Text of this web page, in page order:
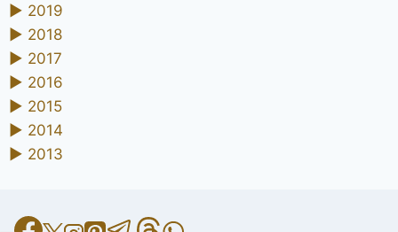
► 2019
► 2018
► 2017
► 2016
► 2015
► 2014
► 2013